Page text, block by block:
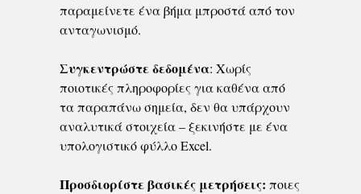
παραμείνετε ένα βήμα μπροστά από τον
ανταγωνισμό.
Συγκεντρώστε δεδομένα: Χωρίς
ποιοτικές πληροφορίες για καθένα από
τα παραπάνω σημεία, δεν θα υπάρχουν
αναλυτικά στοιχεία – ξεκινήστε με ένα
υπολογιστικό φύλλο Excel.
Προσδιορίστε βασικές μετρήσεις: ποιες